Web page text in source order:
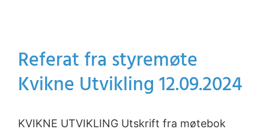
Referat fra styremøte
Kvikne Utvikling 12.09.2024
KVIKNE UTVIKLING Utskrift fra møtebok